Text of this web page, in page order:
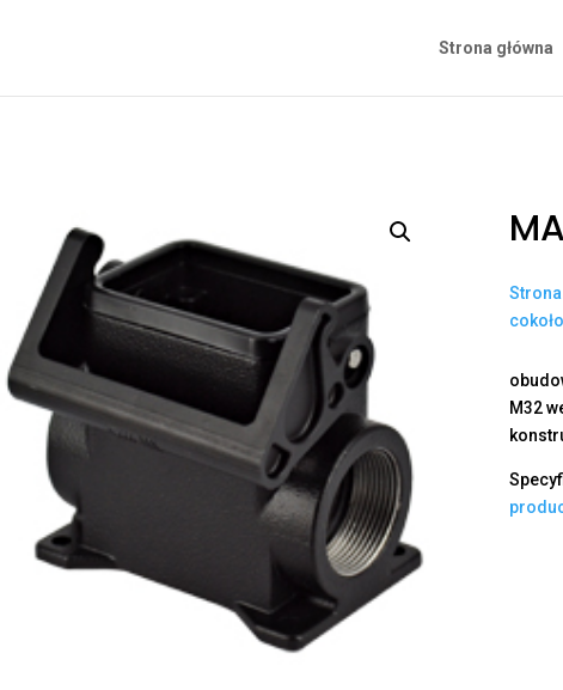
Strona główna
Strona
M32